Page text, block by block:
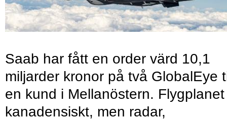
Saab har fått en order värd 10,1
miljarder kronor på två GlobalEye
en kund i Mellanöstern.
kanadensiskt, men radar,